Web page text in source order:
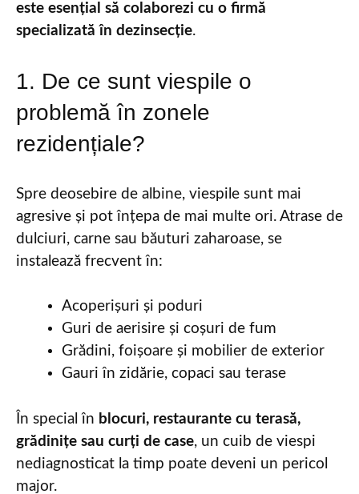
este esențial să colaborezi cu o firmă
specializată în dezinsecție.
1. De ce sunt viespile o
problemă în zonele
rezidențiale?
Spre deosebire de albine, viespile sunt mai
agresive și pot înțepa de mai multe ori. Atrase de
dulciuri, carne sau băuturi zaharoase, se
instalează frecvent în:
Acoperișuri și poduri
Guri de aerisire și coșuri de fum
Grădini, foișoare și mobilier de exterior
Gauri în zidărie, copaci sau terase
În special în blocuri, restaurante cu terasă,
grădinițe sau curți de case, un cuib de viespi
nediagnosticat la timp poate deveni un pericol
major.